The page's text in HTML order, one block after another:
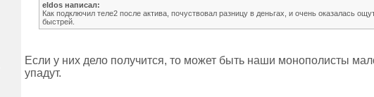
eldos написал:
Как подключил теле2 после актива, почуствовал разницу в деньгах, и очень оказалась
быстрей.
Если у них дело получится, то может быть наши монополисты
упадут.